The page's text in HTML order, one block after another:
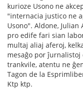
kurioze Usono ne
"internacia justico ne
Usono". Aldone,
pro edife fari sian
multaj aliaj aferoj,
mesaĝo por ĵurnalistoj
trankvile, atentu ne
Tagon de la
Ktp ktp.